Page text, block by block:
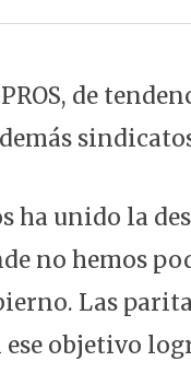
de
ha unido la
no hemos
Las
ese objetivo